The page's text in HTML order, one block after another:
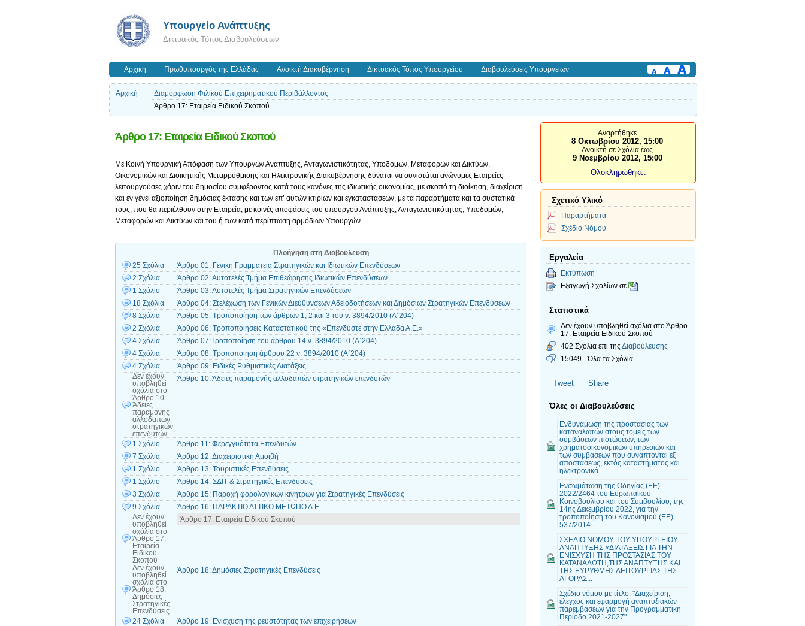
Υπουργείο Ανάπτυξης
Δικτυακός Τόπος Διαβουλεύσεων
Αρχική Πρωθυπουργός της Ελλάδας Ανοικτή Διακυβέρνηση Δικτυακός Τόπος Υπουργείου Διαβουλεύσεις Υπουργείων
Αρχική
Διαμόρφωση Φιλικού Επιχειρηματικού Περιβάλλοντος
Άρθρο 17: Εταιρεία Ειδικού Σκοπού
Άρθρο 17: Εταιρεία Ειδικού Σκοπού
Με Κοινή Υπουργική Απόφαση των Υπουργών Ανάπτυξης, Ανταγωνιστικότητας, Υποδομών, Μεταφορών και Δικτύων,
Οικονομικών και Διοικητικής Μεταρρύθμισης και Ηλεκτρονικής Διακυβέρνησης δύναται να συνιστάται ανώνυμες Εταιρείες
λειτουργούσες χάριν του δημοσίου συμφέροντος κατά τους κανόνες της ιδιωτικής οικονομίας, με σκοπό τη διοίκηση, διαχείριση
και εν γένει αξιοποίηση δημόσιας έκτασης και των επ’ αυτών κτιρίων και εγκαταστάσεων, με τα παραρτήματα και τα συστατικά
τους, που θα περιέλθουν στην Εταιρεία, με κοινές αποφάσεις του υπουργού Ανάπτυξης, Ανταγωνιστικότητας, Υποδομών,
Μεταφορών και Δικτύων και του ή των κατά περίπτωση αρμόδιων Υπουργών.
Πλοήγηση στη Διαβούλευση
25 Σχόλια
Άρθρο 01: Γενική Γραμματεία Στρατηγικών και Ιδιωτικών Επενδύσεων
2 Σχόλια
Άρθρο 02: Αυτοτελές Τμήμα Επιθεώρησης Ιδιωτικών Επενδύσεων
1 Σχόλιο
Άρθρο 03: Αυτοτελές Τμήμα Στρατηγικών Επενδύσεων
18 Σχόλια
Άρθρο 04: Στελέχωση των Γενικών Διεύθυνσεων Αδειοδοτήσεων και Δημόσιων Στρατηγικών Επενδύσεων
8 Σχόλια
Άρθρο 05: Τροποποίηση των άρθρων 1, 2 και 3 του ν. 3894/2010 (Α΄204)
2 Σχόλια
Άρθρο 06: Τροποποιήσεις Καταστατικού της «Επενδύστε στην Ελλάδα Α.Ε.»
4 Σχόλια
Άρθρο 07:Τροποποίηση του άρθρου 14 ν. 3894/2010 (Α΄204)
4 Σχόλια
Άρθρο 08: Τροποποίηση άρθρου 22 ν. 3894/2010 (Α΄204)
4 Σχόλια
Άρθρο 09: Ειδικές Ρυθμιστικές Διατάξεις
Δεν έχουν
υποβληθεί
σχόλια στο
Άρθρο 10:
Άδειες
παραμονής
αλλοδαπών
στρατηγικών
επενδυτών
Άρθρο 10: Άδειες παραμονής αλλοδαπών στρατηγικών επενδυτών
1 Σχόλιο
Άρθρο 11: Φερεγγυότητα Επενδυτών
7 Σχόλια
Άρθρο 12: Διαχειριστική Αμοιβή
1 Σχόλιο
Άρθρο 13: Τουριστικές Επενδύσεις
1 Σχόλιο
Άρθρο 14: ΣΔΙΤ & Στρατηγικές Επενδύσεις
3 Σχόλια
Άρθρο 15: Παροχή φορολογικών κινήτρων για Στρατηγικές Επενδύσεις
9 Σχόλια
Άρθρο 16: ΠΑΡΑΚΤΙΟ ΑΤΤΙΚΟ ΜΕΤΩΠΟ Α.Ε.
Δεν έχουν
υποβληθεί
σχόλια στο
Άρθρο 17:
Εταιρεία
Ειδικού
Σκοπού
Άρθρο 17: Εταιρεία Ειδικού Σκοπού
Δεν έχουν
υποβληθεί
σχόλια στο
Άρθρο 18:
Δημόσιες
Στρατηγικές
Επενδύσεις
Άρθρο 18: Δημόσιες Στρατηγικές Επενδύσεις
24 Σχόλια
Άρθρο 19: Ενίσχυση της ρευστότητας των επιχειρήσεων
Αναρτήθηκε
8 Οκτωβρίου 2012, 15:00
Ανοικτή σε Σχόλια έως
9 Νοεμβρίου 2012, 15:00
Ολοκληρώθηκε.
Σχετικό Υλικό
Παραρτήματα
Σχέδιο Νόμου
Εργαλεία
Εκτύπωση
Εξαγωγή Σχολίων σε
Στατιστικά
Δεν έχουν υποβληθεί σχόλια στο Άρθρο
17: Εταιρεία Ειδικού Σκοπού
402 Σχόλια επι της Διαβούλευσης
15049 - Όλα τα Σχόλια
Tweet Share
Όλες οι Διαβουλεύσεις
Ενδυνάμωση της προστασίας των
καταναλωτών στους τομείς των
συμβάσεων πιστώσεων, των
χρηματοοικονομικών υπηρεσιών και
των συμβάσεων που συνάπτονται εξ
αποστάσεως, εκτός καταστήματος και
ηλεκτρονικά...
Ενσωμάτωση της Οδηγίας (ΕΕ)
2022/2464 του Ευρωπαϊκού
Κοινοβουλίου και του Συμβουλίου, της
14ης Δεκεμβρίου 2022, για την
τροποποίηση του Κανονισμού (ΕΕ)
537/2014...
ΣΧΕΔΙΟ ΝΟΜΟΥ ΤΟΥ ΥΠΟΥΡΓΕΙΟΥ
ΑΝΑΠΤΥΞΗΣ «ΔΙΑΤΑΞΕΙΣ ΓΙΑ ΤΗΝ
ΕΝΙΣΧΥΣΗ ΤΗΣ ΠΡΟΣΤΑΣΙΑΣ ΤΟΥ
ΚΑΤΑΝΑΛΩΤΗ,ΤΗΣ ΑΝΑΠΤΥΞΗΣ ΚΑΙ
ΤΗΣ ΕΥΡΥΘΜΗΣ ΛΕΙΤΟΥΡΓΙΑΣ ΤΗΣ
ΑΓΟΡΑΣ...
Σχέδιο νόμου με τίτλο: "Διαχείριση,
έλεγχος και εφαρμογή αναπτυξιακών
παρεμβάσεων για την Προγραμματική
Περίοδο 2021-2027"